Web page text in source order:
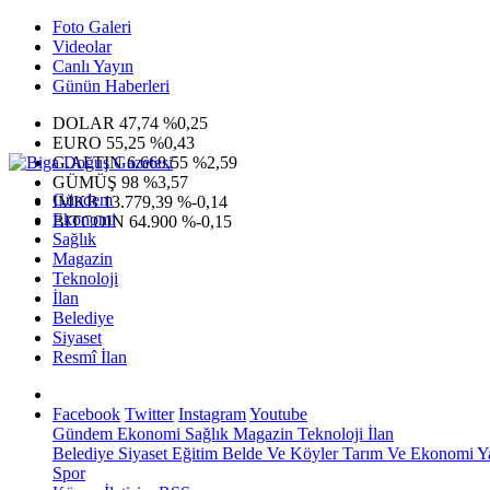
Foto Galeri
Videolar
Canlı Yayın
Günün Haberleri
DOLAR 47,74 %0,25
EURO 55,25 %0,43
G.ALTIN6.660,55 %2,59
GÜMÜŞ 98 %3,57
IMKB13.779,39 %-0,14
BITCOIN 64.900 %-0,15
Gündem
Ekonomi
Sağlık
Magazin
Teknoloji
İlan
Belediye
Siyaset
Resmî İlan
Facebook Twitter InstagramYoutube
Gündem Ekonomi Sağlık Magazin Teknoloji İlan
Belediye Siyaset Eğitim Belde Ve KöylerTarım Ve Ekonomi
Spor